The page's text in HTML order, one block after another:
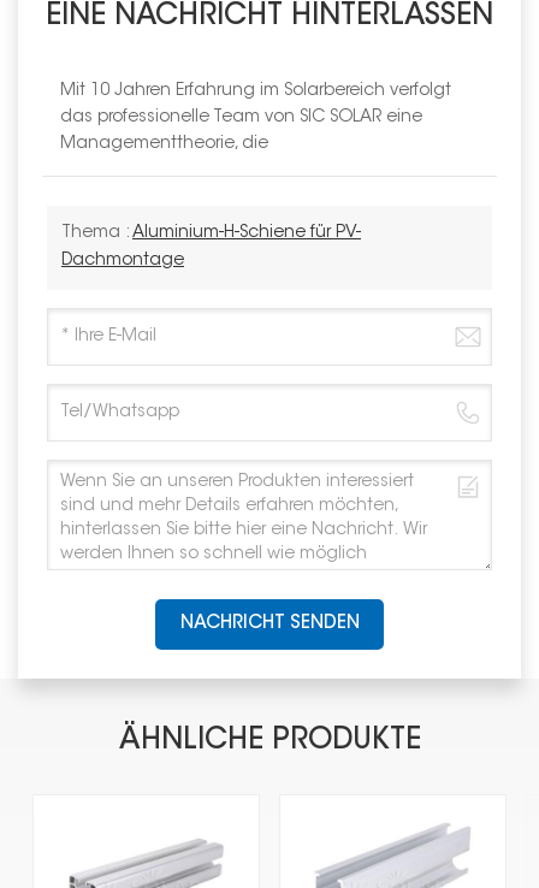
EINE NACHRICHT HINTERLASSEN
Mit 10 Jahren Erfahrung im Solarbereich verfolgt
das professionelle Team von SIC SOLAR eine
Managementtheorie, die
Thema : Aluminium-H-Schiene für PV-
Dachmontage
NACHRICHT SENDEN
ÄHNLICHE PRODUKTE